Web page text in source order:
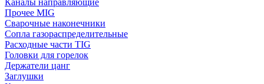
Каналы направляющие
Прочее MIG
Сварочные наконечники
Сопла газораспределительные
Расходные части TIG
Головки для горелок
Держатели цанг
Заглушки